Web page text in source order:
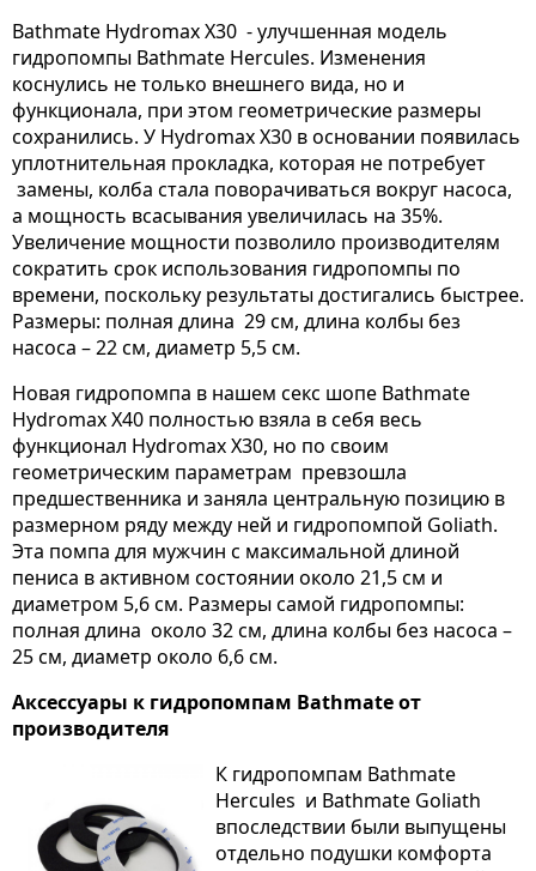
Bathmate Hydromax X30 - улучшенная модель
гидропомпы Bathmate Hercules. Изменения
коснулись не только внешнего вида, но и
функционала, при этом геометрические размеры
сохранились. У Hydromax X30 в основании появилась
уплотнительная прокладка, которая не потребует
замены, колба стала поворачиваться вокруг насоса,
а мощность всасывания увеличилась на 35%.
Увеличение мощности позволило производителям
сократить срок использования гидропомпы по
времени, поскольку результаты достигались быстрее.
Размеры: полная длина 29 см, длина колбы без
насоса – 22 см, диаметр 5,5 см.
Новая гидропомпа в нашем секс шопе Bathmate
Hydromax X40 полностью взяла в себя весь
функционал Hydromax X30, но по своим
геометрическим параметрам превзошла
предшественника и заняла центральную позицию в
размерном ряду между ней и гидропомпой Goliath.
Эта помпа для мужчин с максимальной длиной
пениса в активном состоянии около 21,5 см и
диаметром 5,6 см. Размеры самой гидропомпы:
полная длина около 32 см, длина колбы без насоса –
25 см, диаметр около 6,6 см.
Аксессуары к гидропомпам Bathmate от
производителя
К гидропомпам Bathmate
Hercules и Bathmate Goliath
впоследствии были выпущены
отдельно подушки комфорта